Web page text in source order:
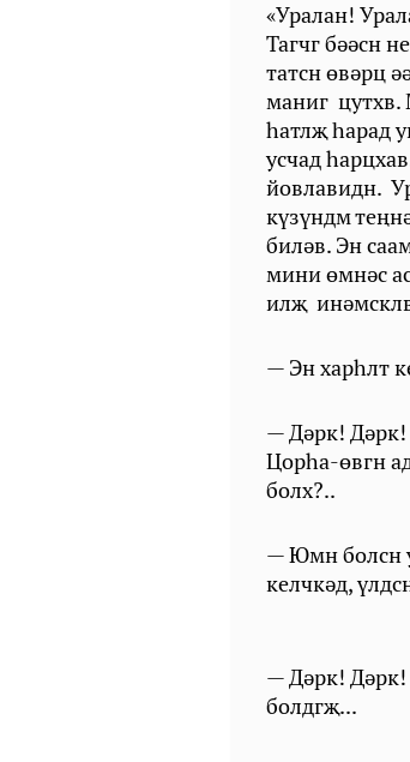
«Уралан!
Тагчг бәәсн
татсн өвәрц
маниг цутхв.
һатлҗ hapад
усчад
йовлавидн.
күзүндм
биләв. Эн
мини өмнәс
илҗ
— Эн харһлт
— Дәрк!
Цорһа-өвгн
болх?..
— Юмн болсн
келчкәд,
— Дәрк!
болдгҗ...